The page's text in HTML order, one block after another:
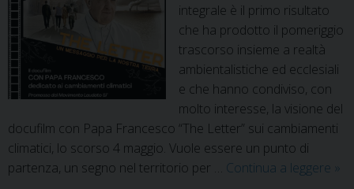
integrale è il primo risultato
che ha prodotto il pomeriggio
trascorso insieme a realtà
ambientalistiche ed ecclesiali
e che hanno condiviso, con
molto interesse, la visione del
docufilm con Papa Francesco “The Letter” sui cambiamenti
climatici, lo scorso 4 maggio. Vuole essere un punto di
partenza, un segno nel territorio per … Continua a leggere Ad»